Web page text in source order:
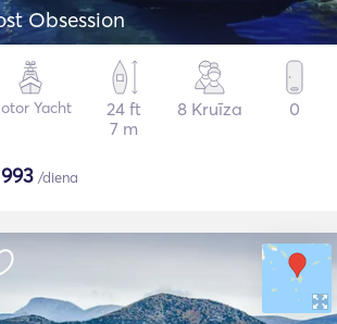
Obsession
Yacht
24 ft
7 m
8 Kruīza 0
993 /diena